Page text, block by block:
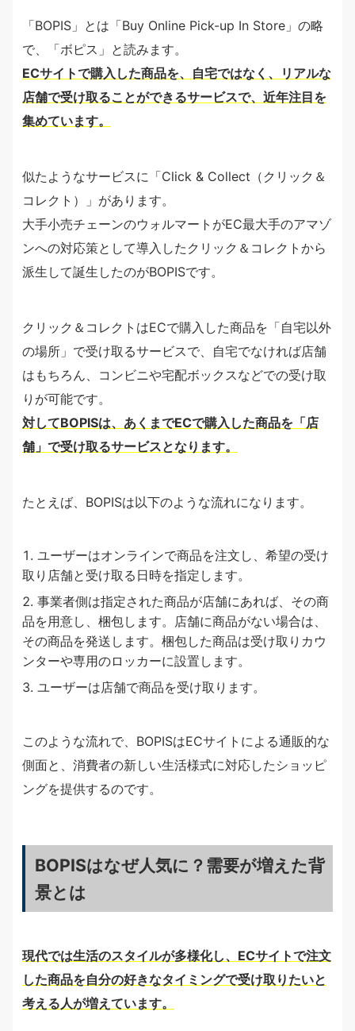
「BOPIS」とは「Buy Online Pick-up In Store」の略
で、「ボピス」と読みます。
ECサイトで購入した商品を、自宅ではなく、リアルな
店舗で受け取ることができるサービスで、近年注目を
集めています。
似たようなサービスに「Click & Collect（クリック＆
コレクト）」があります。
大手小売チェーンのウォルマートがEC最大手のアマゾ
ンへの対応策として導入したクリック＆コレクトから
派生して誕生したのがBOPISです。
クリック＆コレクトはECで購入した商品を「自宅以外
の場所」で受け取るサービスで、自宅でなければ店舗
はもちろん、コンビニや宅配ボックスなどでの受け取
りが可能です。
対してBOPISは、あくまでECで購入した商品を「店
舗」で受け取るサービスとなります。
たとえば、BOPISは以下のような流れになります。
ユーザーはオンラインで商品を注文し、希望の受け
取り店舗と受け取る日時を指定します。
事業者側は指定された商品が店舗にあれば、その商
品を用意し、梱包します。店舗に商品がない場合は、
その商品を発送します。梱包した商品は受け取りカウ
ンターや専用のロッカーに設置します。
ユーザーは店舗で商品を受け取ります。
このような流れで、BOPISはECサイトによる通販的な
側面と、消費者の新しい生活様式に対応したショッピ
ングを提供するのです。
BOPISはなぜ人気に？需要が増えた背
景とは
現代では生活のスタイルが多様化し、ECサイトで注文
した商品を自分の好きなタイミングで受け取りたいと
考える人が増えています。